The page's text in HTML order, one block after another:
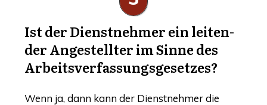
Ist der Dienst­neh­mer ein lei­ten­
der Ange­stell­ter im Sin­ne des
Arbeitsverfassungsgesetzes?
Wenn ja, dann kann der Dienst­neh­mer die